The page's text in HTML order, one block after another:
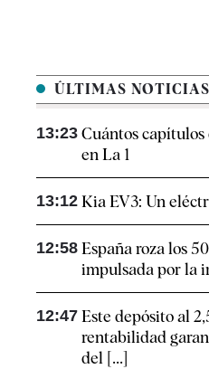
ÚLTIMAS NOTICIAS
13:23 Cuántos
en La 1
13:12 Kia EV3: Un
12:58 España roza los
impulsada por la
12:47 Este depósito al
rentabilidad
del [...]